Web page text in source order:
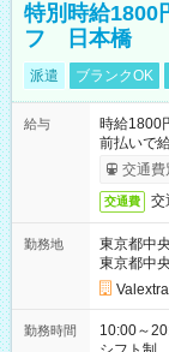
特別時給1800
フ 日本橋
派遣 ブランクOK
給与
時給1800
前払いで
交通費
交通費 交
勤務地
東京都中
東京都中
Valextra
勤務時間
10:00～20:00 実働7.5時間／休憩1.5時間 営業